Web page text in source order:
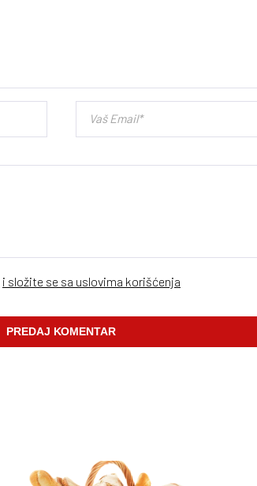
i složite se sa uslovima korišćenja